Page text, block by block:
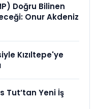
Doğru Bilinen
Onur Akdeniz
Kızıltepe'ye
Tut’tan Yeni İş